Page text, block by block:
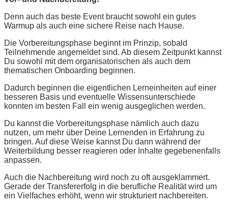
Denn auch das beste Event braucht sowohl ein gutes
Warmup als auch eine sichere Reise nach Hause.
Die Vorbereitungsphase beginnt im Prinzip, sobald
Teilnehmende angemeldet sind. Ab diesem Zeitpunkt kannst
Du sowohl mit dem organisatorischen als auch dem
thematischen Onboarding beginnen.
Dadurch beginnen die eigentlichen Lerneinheiten auf einer
besseren Basis und eventuelle Wissensunterschiede
konnten im besten Fall ein wenig ausgeglichen werden.
Du kannst die Vorbereitungsphase nämlich auch dazu
nutzen, um mehr über Deine Lernenden in Erfahrung zu
bringen. Auf diese Weise kannst Du dann während der
Weiterbildung besser reagieren oder Inhalte gegebenenfalls
anpassen.
Auch die Nachbereitung wird noch zu oft ausgeklammert.
Gerade der Transfererfolg in die berufliche Realität wird um
ein Vielfaches erhöht, wenn wir strukturiert nachbereiten.